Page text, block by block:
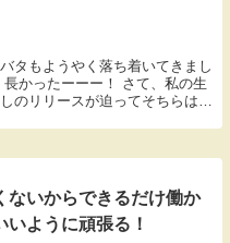
タもようやく落ち着いてきまし
かったーーー！ さて、私の生
のリリースが迫ってそちらは忙
ないからできるだけ働か
いように頑張る！